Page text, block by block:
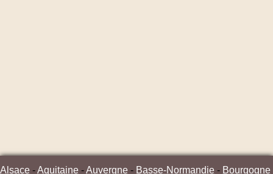
Alsace -Aquitaine -Auvergne - Basse-Normandie - Bourgogne